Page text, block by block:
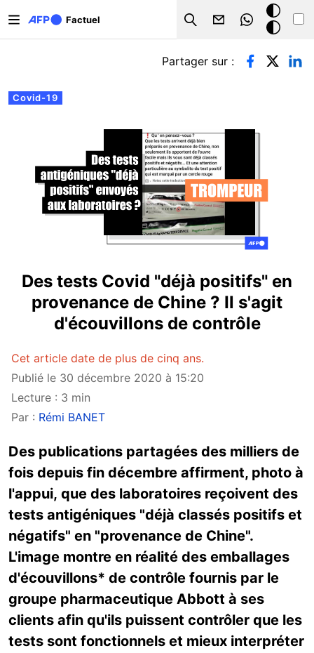
Factuel
Search
Mode
sombre
Onglets principaux
Covid-19
Partager sur :
Des tests Covid "déjà positifs" en
provenance de Chine ? Il s'agit
d'écouvillons de contrôle
Cet article date de plus de cinq ans.
Publié le 30 décembre 2020 à 15:20
Lecture : 3 min
Par : Rémi BANET
Des publications partagées des milliers de
fois depuis fin décembre affirment, photo à
l'appui, que des laboratoires reçoivent des
tests antigéniques "déjà classés positifs et
négatifs" en "provenance de Chine".
L'image montre en réalité des emballages
d'écouvillons* de contrôle fournis par le
groupe pharmaceutique Abbott à ses
clients afin qu'ils puissent contrôler que les
tests sont fonctionnels et mieux interpréter